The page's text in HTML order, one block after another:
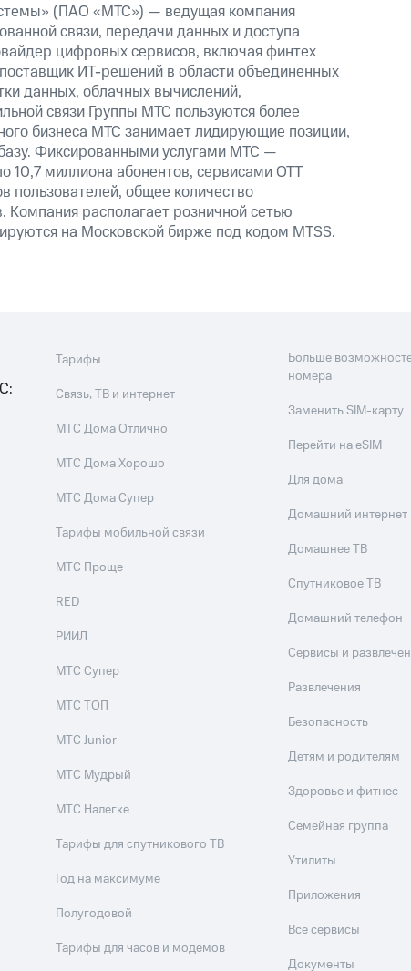
(ПАО «МТС») — ведущая компания
связи, передачи данных и доступа
цифровых сервисов, включая финтех
ИТ-решений в области объединенных
данных, облачных вычислений,
связи Группы МТС пользуются более
бизнеса МТС занимает лидирующие позиции,
Фиксированными услугами МТС —
10,7 миллиона абонентов, сервисами OTT
пользователей, общее количество
располагает розничной сетью
на Московской бирже под кодом MTSS.
Тарифы
Связь, ТВ и интернет
МТС Дома Отлично
МТС Дома Хорошо
МТС Дома Супер
Тарифы мобильной связи
МТС Проще
RED
РИИЛ
МТС Супер
МТС ТОП
МТС Junior
МТС Мудрый
МТС Налегке
Тарифы для спутникового ТВ
Год на максимуме
Полугодовой
Тарифы для часов и модемов
Больше
номера
Заменить SIM-карту
Перейти на eSIM
Для дома
Домашний интернет
Домашнее ТВ
Спутниковое ТВ
Домашний телефон
Сервисы и
Развлечения
Безопасность
Детям и родителям
Здоровье и фитнес
Семейная группа
Утилиты
Приложения
Все сервисы
Документы